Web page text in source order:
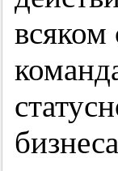
всяком